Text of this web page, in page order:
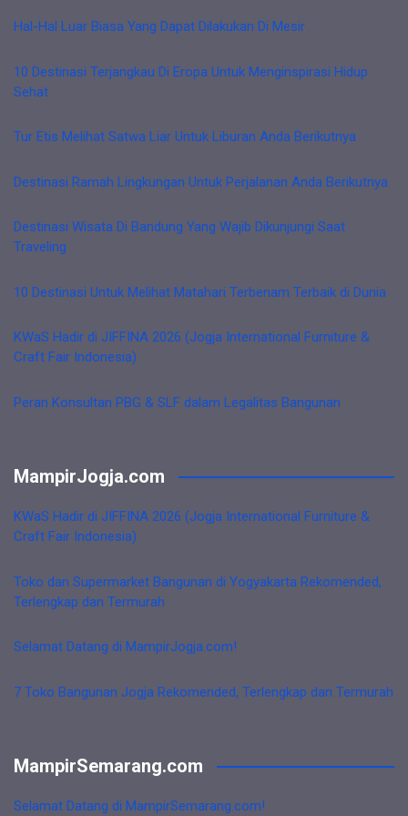
Hal-Hal Luar Biasa Yang Dapat Dilakukan Di Mesir
10 Destinasi Terjangkau Di Eropa Untuk Menginspirasi Hidup
Sehat
Tur Etis Melihat Satwa Liar Untuk Liburan Anda Berikutnya
Destinasi Ramah Lingkungan Untuk Perjalanan Anda Berikutnya
Destinasi Wisata Di Bandung Yang Wajib Dikunjungi Saat
Traveling
10 Destinasi Untuk Melihat Matahari Terbenam Terbaik di Dunia
KWaS Hadir di JIFFINA 2026 (Jogja International Furniture &
Craft Fair Indonesia)
Peran Konsultan PBG & SLF dalam Legalitas Bangunan
MampirJogja.com
KWaS Hadir di JIFFINA 2026 (Jogja International Furniture &
Craft Fair Indonesia)
Toko dan Supermarket Bangunan di Yogyakarta Rekomended,
Terlengkap dan Termurah
Selamat Datang di MampirJogja.com!
7 Toko Bangunan Jogja Rekomended, Terlengkap dan Termurah
MampirSemarang.com
Selamat Datang di MampirSemarang.com!